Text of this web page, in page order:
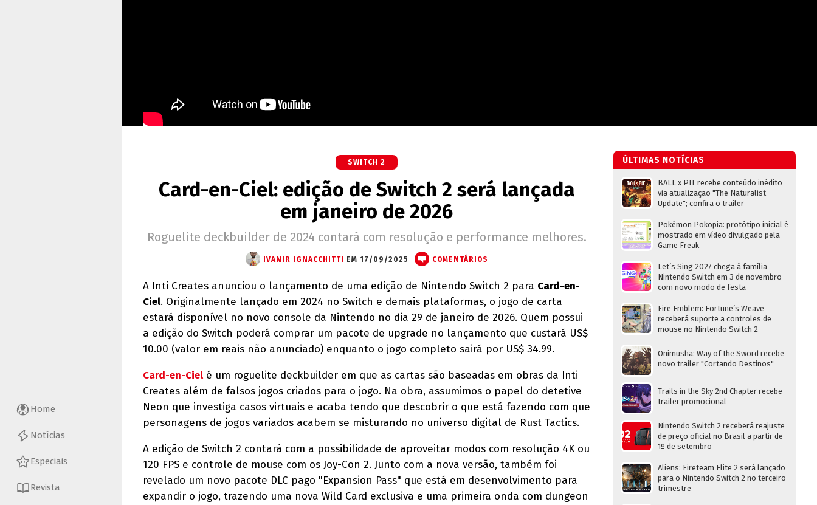
Home
Notícias
Especiais
Revista
SWITCH 2
Card-en-Ciel: edição de Switch 2 será lançada
em janeiro de 2026
Roguelite deckbuilder de 2024 contará com resolução e performance melhores.
IVANIR IGNACCHITTI EM 17/09/2025 COMENTÁRIOS
A Inti Creates anunciou o lançamento de uma edição de Nintendo Switch 2 para Card-en-
Ciel. Originalmente lançado em 2024 no Switch e demais plataformas, o jogo de carta
estará disponível no novo console da Nintendo no dia 29 de janeiro de 2026. Quem possui
a edição do Switch poderá comprar um pacote de upgrade no lançamento que custará US$
10.00 (valor em reais não anunciado) enquanto o jogo completo sairá por US$ 34.99.
Card-en-Ciel é um roguelite deckbuilder em que as cartas são baseadas em obras da Inti
Creates além de falsos jogos criados para o jogo. Na obra, assumimos o papel do detetive
Neon que investiga casos virtuais e acaba tendo que descobrir o que está fazendo com que
personagens de jogos variados acabem se misturando no universo digital de Rust Tactics.
A edição de Switch 2 contará com a possibilidade de aproveitar modos com resolução 4K ou
120 FPS e controle de mouse com os Joy-Con 2. Junto com a nova versão, também foi
revelado um novo pacote DLC pago "Expansion Pass" que está em desenvolvimento para
expandir o jogo, trazendo uma nova Wild Card exclusiva e uma primeira onda com dungeon
ÚLTIMAS NOTÍCIAS
BALL x PIT recebe conteúdo inédito
via atualização "The Naturalist
Update"; confira o trailer
Pokémon Pokopia: protótipo inicial é
mostrado em vídeo divulgado pela
Game Freak
Let’s Sing 2027 chega à família
Nintendo Switch em 3 de novembro
com novo modo de festa
Fire Emblem: Fortune’s Weave
receberá suporte a controles de
mouse no Nintendo Switch 2
Onimusha: Way of the Sword recebe
novo trailer "Cortando Destinos"
Trails in the Sky 2nd Chapter recebe
trailer promocional
Nintendo Switch 2 receberá reajuste
de preço oficial no Brasil a partir de
1º de setembro
Aliens: Fireteam Elite 2 será lançado
para o Nintendo Switch 2 no terceiro
trimestre